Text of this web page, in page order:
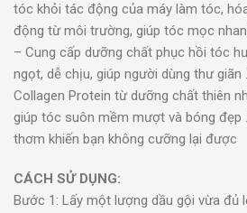
tóc khỏi tác động của máy làm tóc,
động từ môi trường, giúp tóc mọc
– Cung cấp dưỡng chất phục hồi tóc
ngọt, dễ chịu, giúp người dùng thư
Collagen Protein từ dưỡng chất thiên
giúp tóc suôn mềm mượt và bóng đẹp
thơm khiến bạn không cưỡng lại được
CÁCH SỬ DỤNG:
Bước 1: Lấy một lượng dầu gội vừa đủ